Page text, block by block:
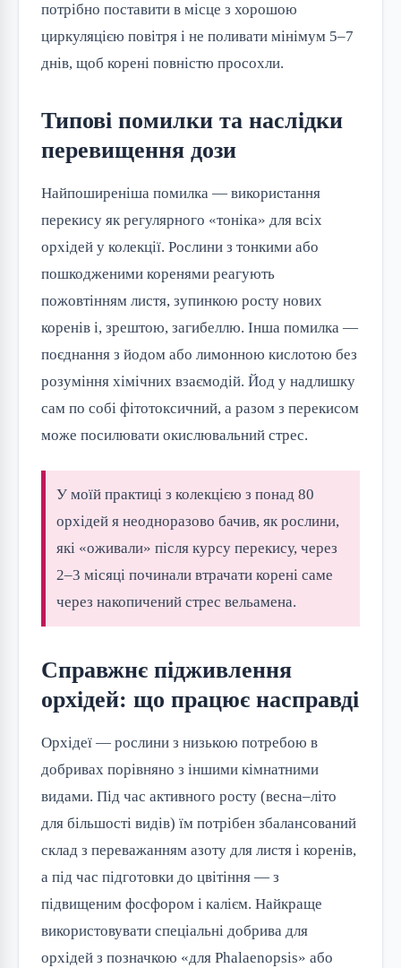
потрібно поставити в місце з хорошою
циркуляцією повітря і не поливати мінімум 5–7
днів, щоб корені повністю просохли.
Типові помилки та наслідки
перевищення дози
Найпоширеніша помилка — використання
перекису як регулярного «тоніка» для всіх
орхідей у колекції. Рослини з тонкими або
пошкодженими коренями реагують
пожовтінням листя, зупинкою росту нових
коренів і, зрештою, загибеллю. Інша помилка —
поєднання з йодом або лимонною кислотою без
розуміння хімічних взаємодій. Йод у надлишку
сам по собі фітотоксичний, а разом з перекисом
може посилювати окислювальний стрес.
У моїй практиці з колекцією з понад 80
орхідей я неодноразово бачив, як рослини,
які «оживали» після курсу перекису, через
2–3 місяці починали втрачати корені саме
через накопичений стрес вельамена.
Справжнє підживлення
орхідей: що працює насправді
Орхідеї — рослини з низькою потребою в
добривах порівняно з іншими кімнатними
видами. Під час активного росту (весна–літо
для більшості видів) їм потрібен збалансований
склад з переважанням азоту для листя і коренів,
а під час підготовки до цвітіння — з
підвищеним фосфором і калієм. Найкраще
використовувати спеціальні добрива для
орхідей з позначкою «для Phalaenopsis» або